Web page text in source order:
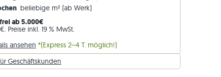
Gneis-Rasenkanten
Basalt-Rasenkanten
beliebige m² (ab Werk)
ab 5.000€
Preise inkl. 19 % MwSt.
ansehen *(Express 2–4 T. möglich!)
Geschäftskunden